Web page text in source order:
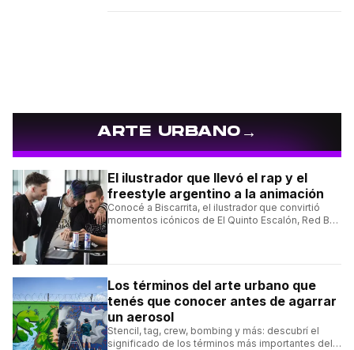
ARTE URBANO→
El ilustrador que llevó el rap y el
freestyle argentino a la animación
Conocé a Biscarrita, el ilustrador que convirtió
momentos icónicos de El Quinto Escalón, Red Bull
Los términos del arte urbano que
tenés que conocer antes de agarrar
un aerosol
Stencil, tag, crew, bombing y más: descubrí el
significado de los términos más importantes del